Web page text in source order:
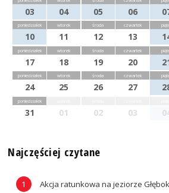
03 04 05 06
poniedziałek
10
wtorek
11
środa
12
czwartek
13
poniedziałek
17
wtorek
18
środa
19
czwartek
20
poniedziałek
24
wtorek
25
środa
26
czwartek
27
poniedziałek
31 01 02 03
Najczęściej czytane
Akcja ratunkowa na jeziorze